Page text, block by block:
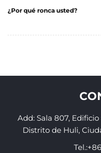
¿Por qué ronca usted?
Add: Sala 807, Edificio
Distrito de Huli,
Tel.: